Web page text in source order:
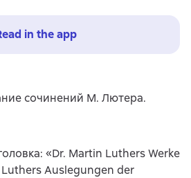
in the app
сочинений М. Лютера.
«Dr. Martin Luthers Werke
Auslegungen der